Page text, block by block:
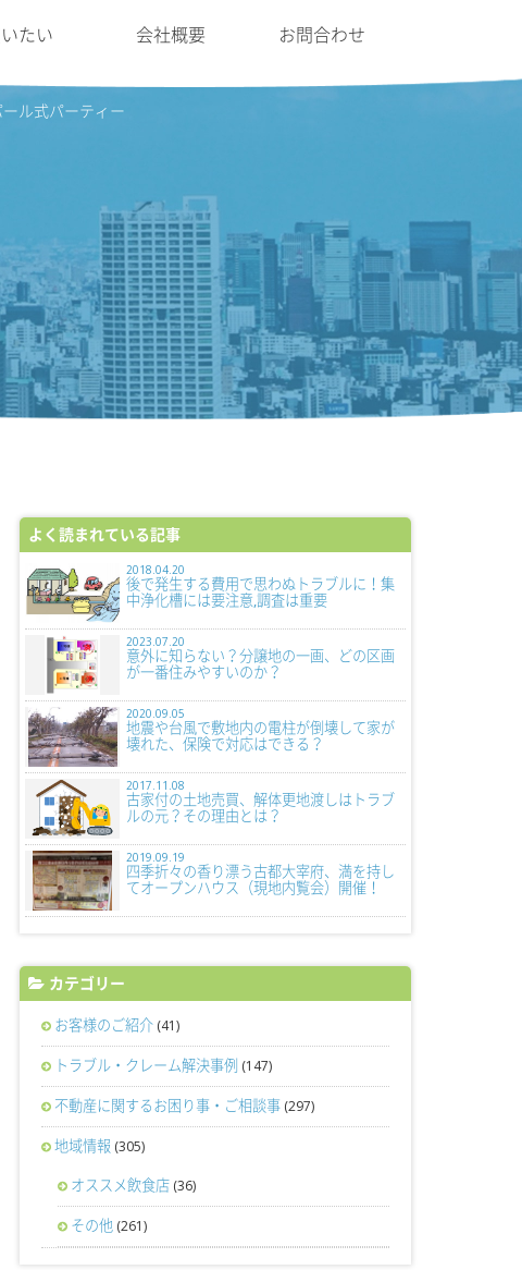
たい 会社概要 お問合わせ
ル式パーティー
よく読まれている記事
2018.04.20
後で発生する費用で思わぬトラブルに！集
中浄化槽には要注意,調査は重要
2023.07.20
意外に知らない？分譲地の一画、どの区画
が一番住みやすいのか？
2020.09.05
地震や台風で敷地内の電柱が倒壊して家が
壊れた、保険で対応はできる？
2017.11.08
古家付の土地売買、解体更地渡しはトラブ
ルの元？その理由とは？
2019.09.19
四季折々の香り漂う古都大宰府、満を持し
てオープンハウス（現地内覧会）開催！
カテゴリー
お客様のご紹介 (41)
トラブル・クレーム解決事例 (147)
不動産に関するお困り事・ご相談事 (297)
地域情報 (305)
オススメ飲食店 (36)
その他 (261)